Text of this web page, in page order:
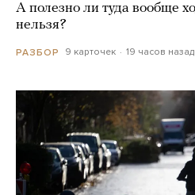
А полезно ли туда вообще
нельзя?
РАЗБОР 9 карточек 19 часов назад